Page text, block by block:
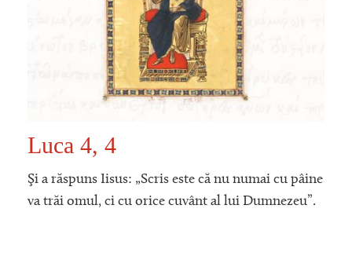
Luca 4, 4
Şi a răspuns Iisus: „Scris este că nu numai cu pâine
va trăi omul, ci cu orice cuvânt al lui Dumnezeu”.